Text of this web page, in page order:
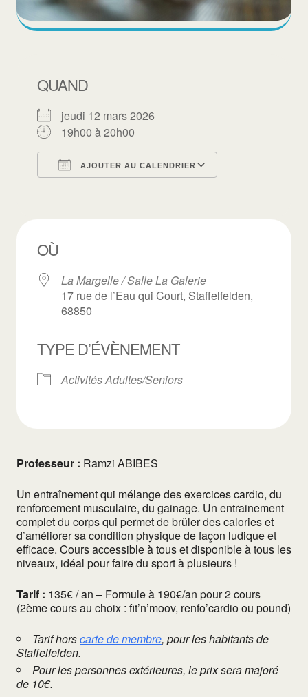
QUAND
jeudi 12 mars 2026
19h00 à 20h00
AJOUTER AU CALENDRIER
OÙ
La Margelle / Salle La Galerie
17 rue de l’Eau qui Court, Staffelfelden,
68850
TYPE D’ÉVÈNEMENT
Activités Adultes/Seniors
Professeur : Ramzi ABIBES
Un entraînement qui mélange des exercices cardio, du
renforcement musculaire, du gainage. Un entrainement
complet du corps qui permet de brûler des calories et
d’améliorer sa condition physique de façon ludique et
efficace. Cours accessible à tous et disponible à tous les
niveaux, idéal pour faire du sport à plusieurs !
Tarif : 135€ / an – Formule à 190€/an pour 2 cours
(2ème cours au choix : fit’n’moov, renfo’cardio ou pound)
Tarif horscarte de membre, pour les habitants de
Staffelfelden.
Pour les personnes extérieures, le prix sera majoré
de 10€.